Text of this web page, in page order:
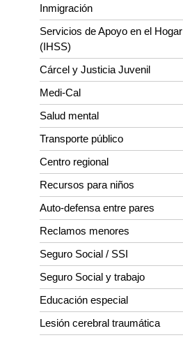
Inmigración
Servicios de Apoyo en el Hogar
(IHSS)
Cárcel y Justicia Juvenil
Medi-Cal
Salud mental
Transporte público
Centro regional
Recursos para niños
Auto-defensa entre pares
Reclamos menores
Seguro Social / SSI
Seguro Social y trabajo
Educación especial
Lesión cerebral traumática